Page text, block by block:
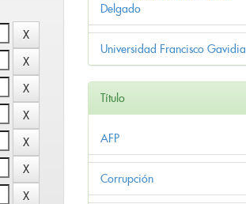
Delgado
Universidad Francisco Gavidia
Título
AFP
Corrupción